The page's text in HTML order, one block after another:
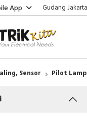
App
Gudang
Showroom
Kantor Jakarta,
Gudang
Showroom
Sensor Pilot Lamp